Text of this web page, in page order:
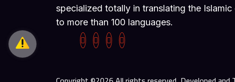
specialized totally in translating the
to more than 100 languages.